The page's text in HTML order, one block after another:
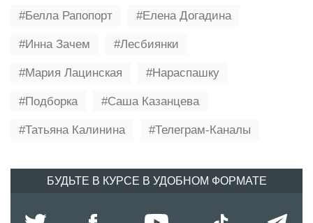
Белла Рапопорт Елена Догадина
Инна Зачем Лесбиянки
Мария Лацинская Нараспашку
Подборка Саша Казанцева
Татьяна Калинина Телеграм-Каналы
БУДЬТЕ В КУРСЕ В УДОБНОМ ФОРМАТЕ